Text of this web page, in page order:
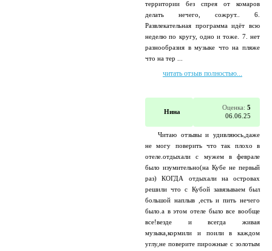
территории без спрея от комаров
делать нечего, сожрут.. 6.
Развлекательная программа идёт всю
неделю по кругу, одно и тоже. 7. нет
разнообразия в музыке что на пляже
что на тер ...
читать отзыв полностью...
Нина
Оценка: 5
06.06.25
Читаю отзывы и удивляюсь,даже
не могу поверить что так плохо в
отеле.отдыхали с мужем в феврале
было изумительно(на Кубе не первый
раз) КОГДА отдыхали на островах
решили что с Кубой завязываем был
большой наплыв ,есть и пить нечего
было.а в этом отеле было все вообще
все!везде и всегда живая
музыка,кормили и поили в каждом
углу,не поверите пирожные с золотым